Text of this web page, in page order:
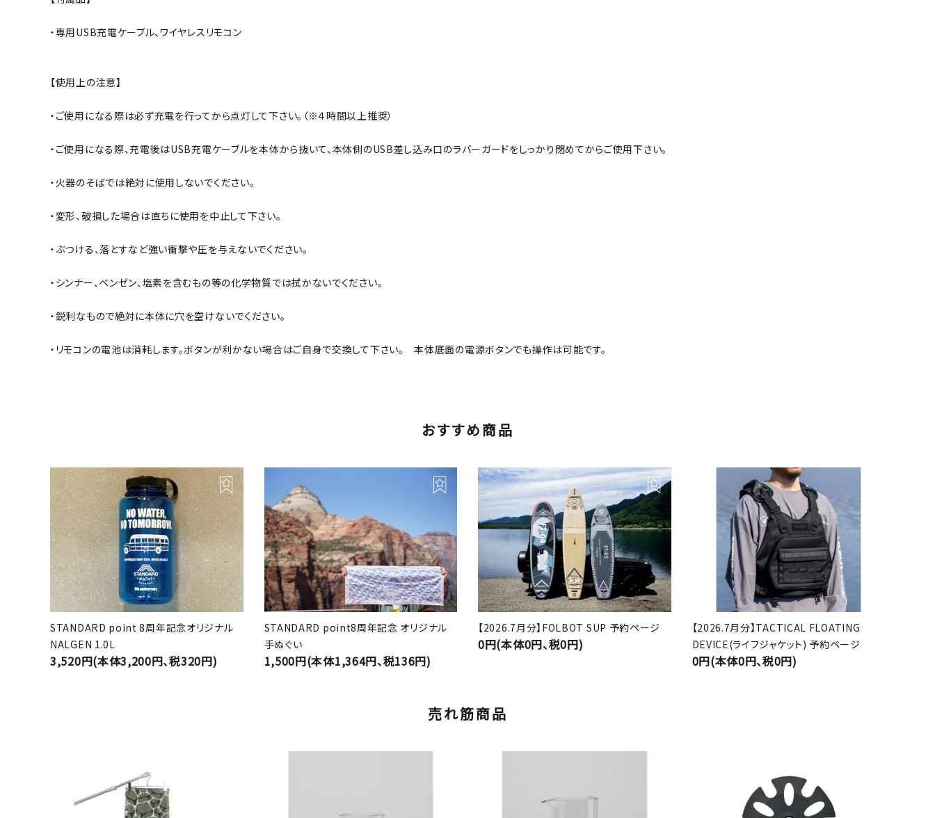
・専用USB充電ケーブル、ワイヤレスリモコン
【使用上の注意】
・ご使用になる際は必ず充電を行ってから点灯して下さい。（※４時間以上推奨）
・ご使用になる際、充電後はUSB充電ケーブルを本体から抜いて、本体側のUSB差し込み口のラバーガードをしっかり閉めてからご使用下さい。
・火器のそばでは絶対に使用しないでください。
・変形、破損した場合は直ちに使用を中止して下さい。
・ぶつける、落とすなど強い衝撃や圧を与えないでください。
・シンナー、ベンゼン、塩素を含むもの等の化学物質では拭かないでください。
・鋭利なもので絶対に本体に穴を空けないでください。
・リモコンの電池は消耗します。ボタンが利かない場合はご自身で交換して下さい。 本体底面の電源ボタンでも操作は可能です。
おすすめ商品
STANDARD point 8周年記念オリジナル
NALGEN 1.0L
3,520円(本体3,200円、税320円)
STANDARD point8周年記念 オリジナル
手ぬぐい
1,500円(本体1,364円、税136円)
【2026.7月分】FOLBOT SUP 予約ページ
0円(本体0円、税0円)
【2026.7月分】TACTICAL FLOATING
DEVICE(ライフジャケット) 予約ページ
0円(本体0円、税0円)
売れ筋商品